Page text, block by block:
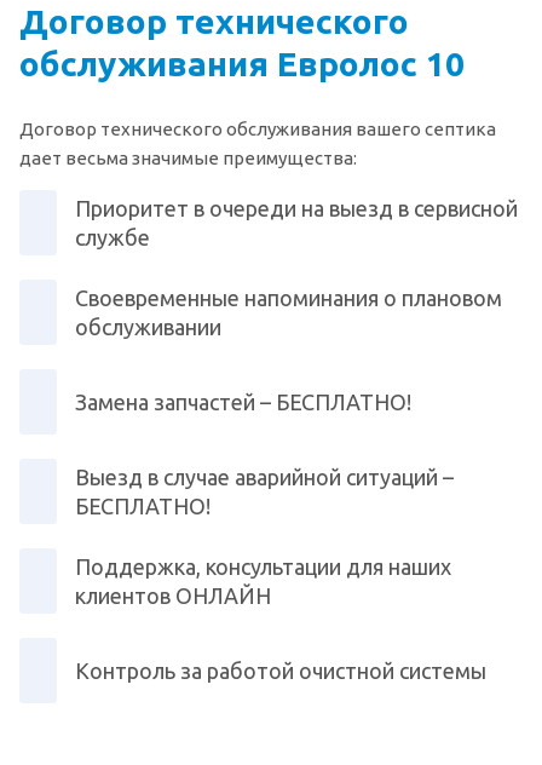
Договор технического
обслуживания Евролос 10
Договор технического обслуживания вашего септика
дает весьма значимые преимущества:
Приоритет в очереди на выезд в сервисной
службе
Своевременные напоминания о плановом
обслуживании
Замена запчастей – БЕСПЛАТНО!
Выезд в случае аварийной ситуаций –
БЕСПЛАТНО!
Поддержка, консультации для наших
клиентов ОНЛАЙН
Контроль за работой очистной системы